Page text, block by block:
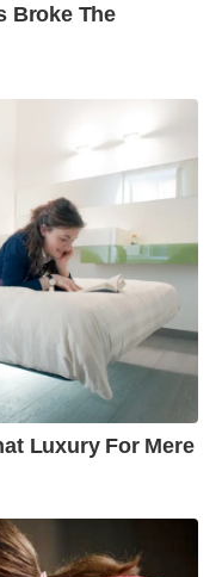
Broke The
Luxury For Mere